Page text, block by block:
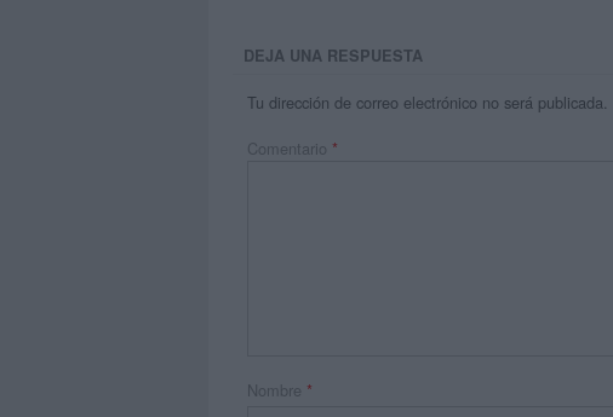
DEJA UNA RESPUESTA
Tu dirección de correo electrónico no será publicada.
Comentario *
Nombre *